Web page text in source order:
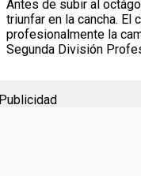
Antes de subir al
triunfar en la cancha. El
profesionalmente la
Segunda División